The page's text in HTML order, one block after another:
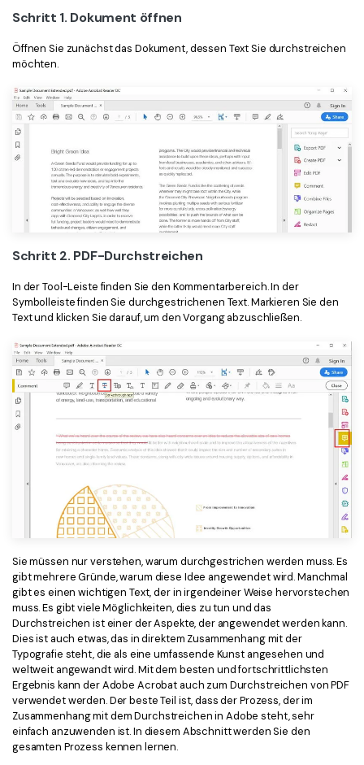
Schritt 1. Dokument öffnen
Öffnen Sie zunächst das Dokument, dessen Text Sie durchstreichen
möchten.
Schritt 2. PDF-Durchstreichen
In der Tool-Leiste finden Sie den Kommentarbereich. In der
Symbolleiste finden Sie durchgestrichenen Text. Markieren Sie den
Text und klicken Sie darauf, um den Vorgang abzuschließen.
Sie müssen nur verstehen, warum durchgestrichen werden muss. Es
gibt mehrere Gründe, warum diese Idee angewendet wird. Manchmal
gibt es einen wichtigen Text, der in irgendeiner Weise hervorstechen
muss. Es gibt viele Möglichkeiten, dies zu tun und das
Durchstreichen ist einer der Aspekte, der angewendet werden kann.
Dies ist auch etwas, das in direktem Zusammenhang mit der
Typografie steht, die als eine umfassende Kunst angesehen und
weltweit angewandt wird. Mit dem besten und fortschrittlichsten
Ergebnis kann der Adobe Acrobat auch zum Durchstreichen von PDF
verwendet werden. Der beste Teil ist, dass der Prozess, der im
Zusammenhang mit dem Durchstreichen in Adobe steht, sehr
einfach anzuwenden ist. In diesem Abschnitt werden Sie den
gesamten Prozess kennen lernen.